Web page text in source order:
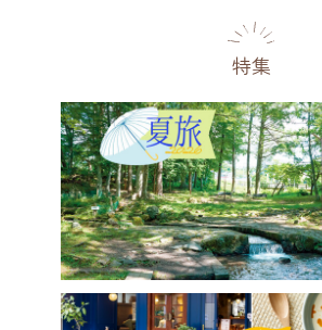
名所・旧跡 温泉・スパ
特集